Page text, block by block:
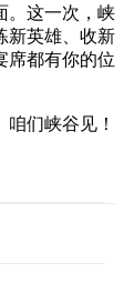
。这一次，峡
英雄、收新
席都有你的位
们峡谷见！